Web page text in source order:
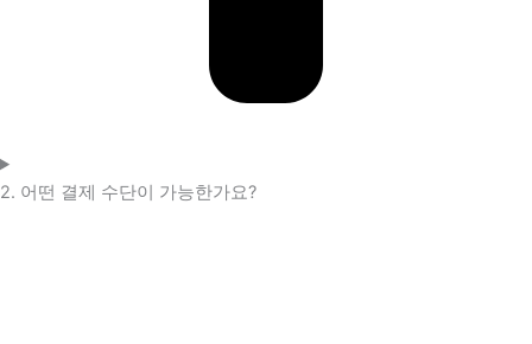
2. 어떤 결제 수단이 가능한가요?